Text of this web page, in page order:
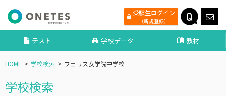
受験生ログイン
（新規登録）
テスト 学校データ 教材
HOME 学校検索 フェリス女学院中学校
学校検索